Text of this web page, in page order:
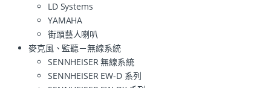
LD Systems
YAMAHA
街頭藝人喇叭
麥克風、監聽－無線系統
SENNHEISER 無線系統
SENNHEISER EW-D 系列